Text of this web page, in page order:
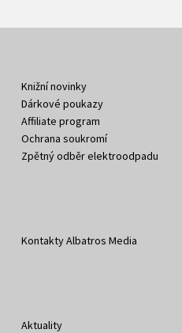
Knižní novinky
Dárkové poukazy
Affiliate program
Ochrana soukromí
Zpětný odběr elektroodpadu
Kontakty Albatros Media
Aktuality